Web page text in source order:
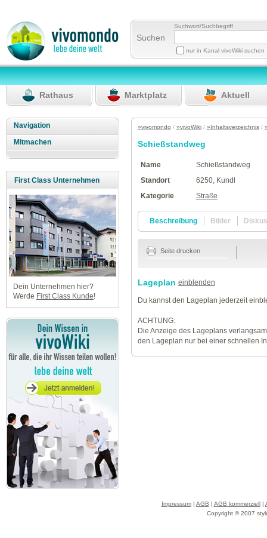
Suchen
Suchwort/Suchbegriff
nur in Kanal vivoWiki suchen
Rathaus Marktplatz Aktuell
Navigation
Mitmachen
First Class Unternehmen
Dein Unternehmen hier?
Werde First Class Kunde!
»vivomondo / »vivoWiki/ »Inhaltsverzeichnis/
Schießstandweg
Name
Schießstandweg
Standort
6250, Kundl
Kategorie
Straße
Beschreibung Bilder
Seite drucken
Lageplan einblenden
Du kannst den Lageplan jederzeit
ACHTUNG:
Die Anzeige des Lageplans
den Lageplan nur bei einer schnellen
Impressum| AGB | AGB kommerziell|
Copyright © 2007